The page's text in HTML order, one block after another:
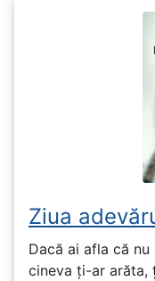
Ziua
Dacă ai afla că
cineva ți-ar arăta,